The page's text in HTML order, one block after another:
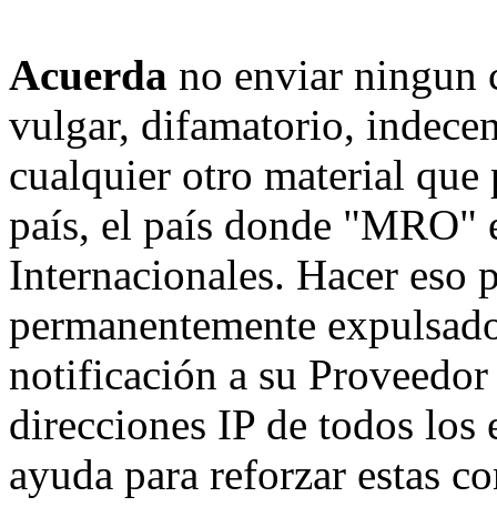
Acuerda no enviar ningun
vulgar, difamatorio,
cualquier otro material
país, el país donde "MRO"
Internacionales. Hacer eso
permanentemente
notificación a su
direcciones IP de todos los
ayuda para reforzar estas